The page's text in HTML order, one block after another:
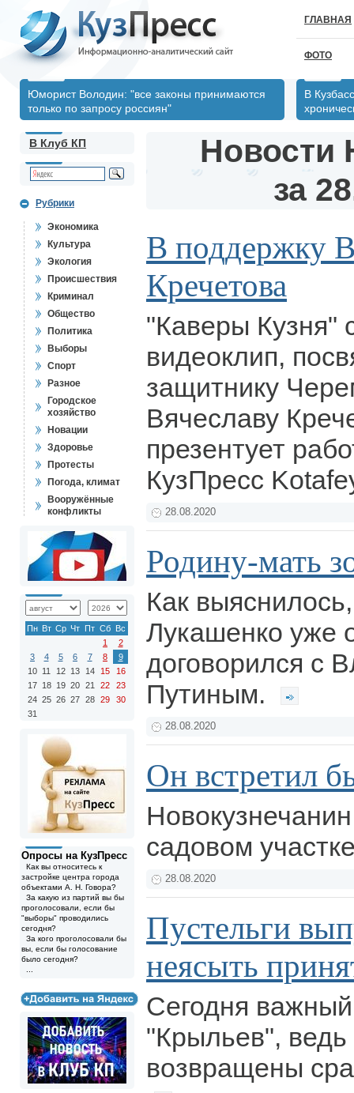
ГЛАВНАЯ
ФОТО
Юморист Володин: "все законы принимаются
только по запросу россиян"
В
В Клуб КП
Рубрики
Экономика
Культура
Экология
Происшествия
Криминал
Общество
Политика
Выборы
Спорт
Разное
Городское
хозяйство
Новации
Здоровье
Протесты
Погода, климат
Вооружённые
конфликты
Пн Вт Ср Чт Пт Сб Вс
1
2
3
4 5 6 7 8
9
10 11 12 13 14 15
16
17 18 19 20 21 22
23
24 25 26 27 28 29
30
31
Опросы на КузПресс
Как вы относитесь к
застройке центра города
объектами А. Н. Говора?
За какую из партий вы бы
проголосовали, если бы
"выборы" проводились
сегодня?
За кого проголосовали бы
вы, если бы голосование
было сегодня?
Новости
за
В поддержку
Кречетова
"Каверы Кузня"
видеоклип,
защитнику
Вячеславу
презентует
КузПресс
28.08.2020
Родину-мать
Как
Лукашенко уже
договорился с
Путиным.
28.08.2020
Он встретил
садовом
28.08.2020
Пустельги
неясыть
Сегодня
"Крыльев",
возвращены